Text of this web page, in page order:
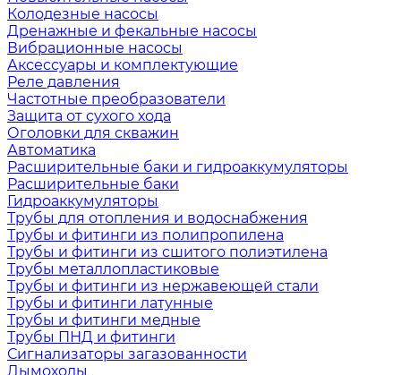
Колодезные насосы
Дренажные и фекальные насосы
Вибрационные насосы
Аксессуары и комплектующие
Реле давления
Частотные преобразователи
Защита от сухого хода
Оголовки для скважин
Автоматика
Расширительные баки и гидроаккумуляторы
Расширительные баки
Гидроаккумуляторы
Трубы для отопления и водоснабжения
Трубы и фитинги из полипропилена
Трубы и фитинги из сшитого полиэтилена
Трубы металлопластиковые
Трубы и фитинги из нержавеющей стали
Трубы и фитинги латунные
Трубы и фитинги медные
Трубы ПНД и фитинги
Сигнализаторы загазованности
Дымоходы